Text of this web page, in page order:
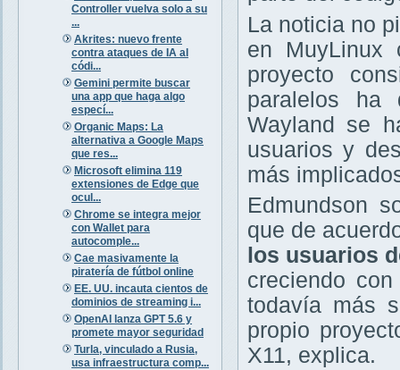
Controller vuelva solo a su
...
Akrites: nuevo frente
contra ataques de IA al
códi...
Gemini permite buscar
una app que haga algo
especí...
Organic Maps: La
alternativa a Google Maps
que res...
Microsoft elimina 119
extensiones de Edge que
ocul...
Chrome se integra mejor
con Wallet para
autocomple...
Cae masivamente la
piratería de fútbol online
EE. UU. incauta cientos de
dominios de streaming i...
OpenAI lanza GPT 5.6 y
promete mayor seguridad
Turla, vinculado a Rusia,
usa infraestructura comp...
La noticia no
en MuyLinux
proyecto
paralelos ha
Wayland se
usuarios y
más
Edmundson
que de
los usuarios
creciendo
todavía más
propio
X11, explica.